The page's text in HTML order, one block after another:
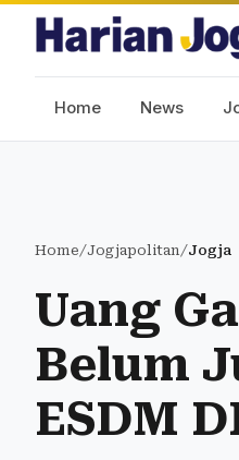
Home News
Home/Jogjapolitan/Jogja
Uang
Belum
ESDM